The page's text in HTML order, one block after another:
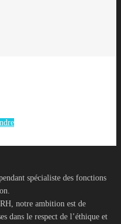
spécialiste des fonctions
notre ambition est de
dans le respect de l’éthique et